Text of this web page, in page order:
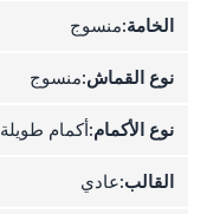
الخامة:منسوج
نوع القماش:منسوج
نوع الأكمام:أكمام طويلة
القالب:عادي